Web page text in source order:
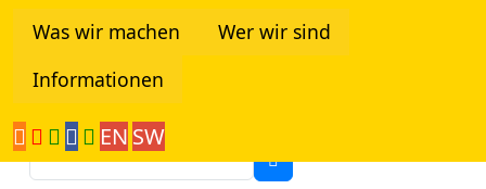
Was wir machen
Wer wir sind
Informationen
EN SW
Suche